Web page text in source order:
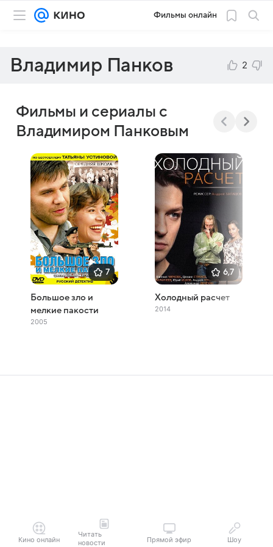
Фильмы онлайн
Владимир Панков 2
Фильмы и сериалы с
Владимиром Панковым
7
Большое зло и
мелкие пакости
2005
6,7
Холодный расчет
2014
Кино онлайн
Читать
новости
Прямой эфир Шоу